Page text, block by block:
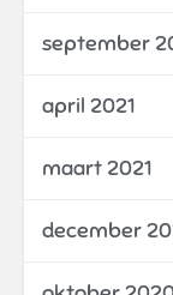
september
april 2021
maart 2021
december